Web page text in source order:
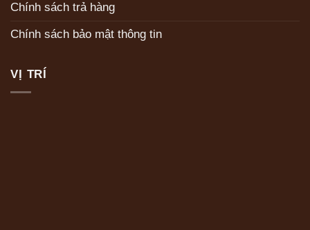
Chính sách trả hàng
Chính sách bảo mật thông tin
VỊ TRÍ